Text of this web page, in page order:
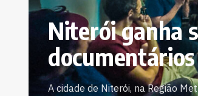
Niterói ganha
A cidade de Niterói, na Região